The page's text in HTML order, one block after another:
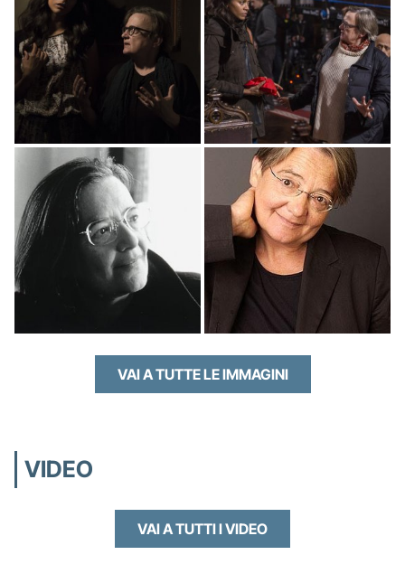
VAI A TUTTE LE IMMAGINI
VIDEO
VAI A TUTTI I VIDEO